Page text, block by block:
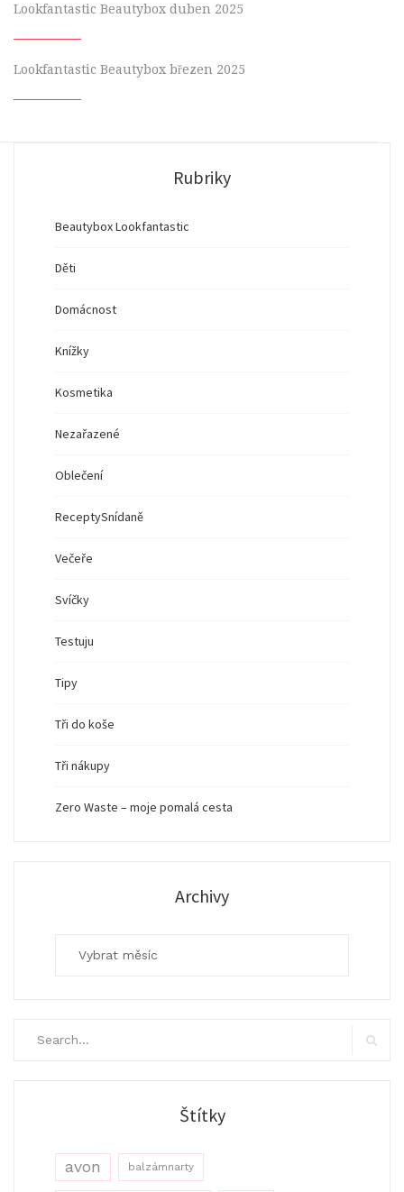
Lookfantastic Beautybox duben 2025
Lookfantastic Beautybox březen 2025
Rubriky
Beautybox Lookfantastic
Děti
Domácnost
Knížky
Kosmetika
Nezařazené
Oblečení
ReceptySnídaně
Večeře
Svíčky
Testuju
Tipy
Tři do koše
Tři nákupy
Zero Waste – moje pomalá cesta
Archivy
Štítky
avon balzámnarty